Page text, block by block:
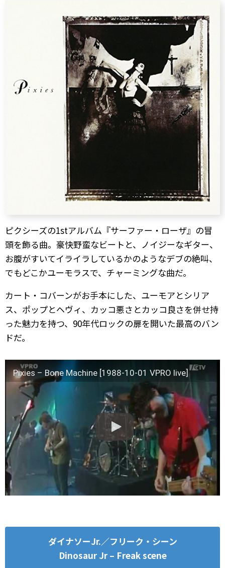
ピクシーズの1stアルバム『サーファー・ローザ』の冒
頭を飾る曲。豪快野蛮なビートと、ノイジーなギター、
お腹がすいてイライラしているかのようなデブの絶叫、
でもどこかユーモラスで、チャーミングな曲だ。
カート・コバーンがお手本にした、ユーモアとシリア
ス、ポップとヘヴィ、カッコ悪さとカッコ良さを併せ持
った魅力を持つ、90年代ロックの扉を開いた最高のバン
ドだ。
Pixies – Bone Machine [1988-10-01 VPRO live]
ダイナソーJr.／フリーク・シーン
Dinosaur Jr – Freak scene